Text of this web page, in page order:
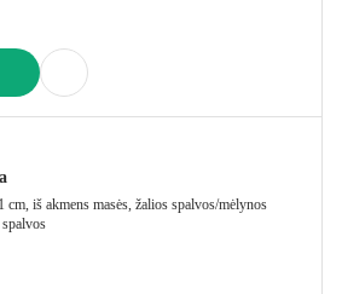
cm, iš akmens masės, žalios spalvos/mėlynos